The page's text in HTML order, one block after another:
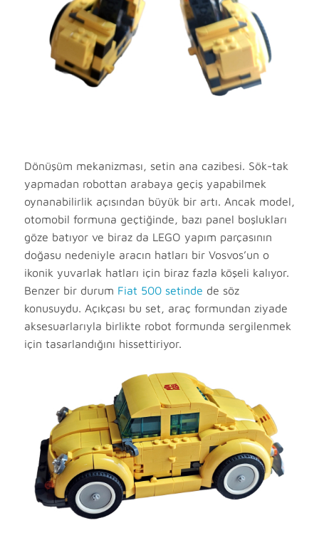
Dönüşüm mekanizması, setin ana cazibesi. Sök-tak
yapmadan robottan arabaya geçiş yapabilmek
oynanabilirlik açısından büyük bir artı. Ancak model,
otomobil formuna geçtiğinde, bazı panel boşlukları
göze batıyor ve biraz da LEGO yapım parçasının
doğasu nedeniyle aracın hatları bir Vosvos’un o
ikonik yuvarlak hatları için biraz fazla köşeli kalıyor.
Benzer bir durum Fiat 500 setinde de söz
konusuydu. Açıkçası bu set, araç formundan ziyade
aksesuarlarıyla birlikte robot formunda sergilenmek
için tasarlandığını hissettiriyor.